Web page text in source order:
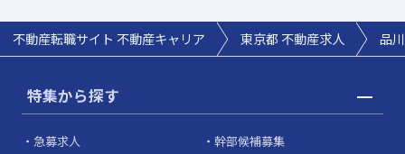
不動産転職サイト 不動産キャリア 東京都 不動産求人 品
特集から探す
急募求人
幹部候補募集